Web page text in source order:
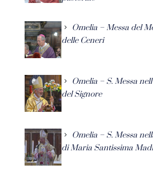
Omelia – Messa del
delle Ceneri
Omelia – S. Messa
del Signore
Omelia – S. Messa
di Maria Santissima